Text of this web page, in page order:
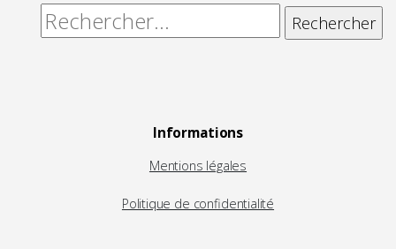
Rechercher :
Informations
Mentions légales
Politique de confidentialité